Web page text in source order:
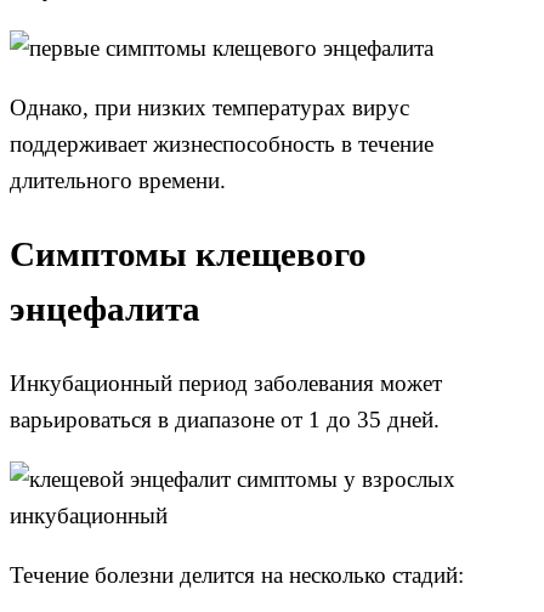
Однако, при низких температурах вирус
поддерживает жизнеспособность в течение
длительного времени.
Симптомы клещевого
энцефалита
Инкубационный период заболевания может
варьироваться в диапазоне от 1 до 35 дней.
Течение болезни делится на несколько стадий: